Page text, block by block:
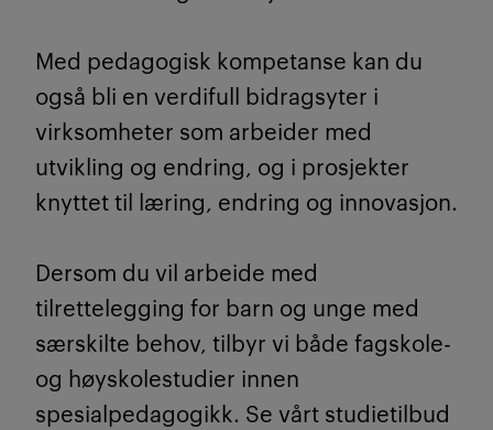
Med pedagogisk kompetanse kan du
også bli en verdifull bidragsyter i
virksomheter som arbeider med
utvikling og endring, og i prosjekter
knyttet til læring, endring og innovasjon.
Dersom du vil arbeide med
tilrettelegging for barn og unge med
særskilte behov, tilbyr vi både fagskole-
og høyskolestudier innen
spesialpedagogikk. Se vårt studietilbud